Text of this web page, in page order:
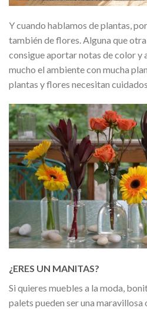
Y cuando hablamos de plantas,
también de flores. Alguna que
consigue aportar notas de color y
mucho el ambiente con mucha
plantas y flores necesitan
¿ERES UN MANITAS?
Si quieres muebles a la moda,
palets pueden ser una maravillosa